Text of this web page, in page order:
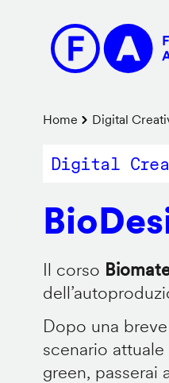
contenuto
principale
Briciole
di
Home Digital
Digital
Il corso
Dopo una
scenario
green, passerai